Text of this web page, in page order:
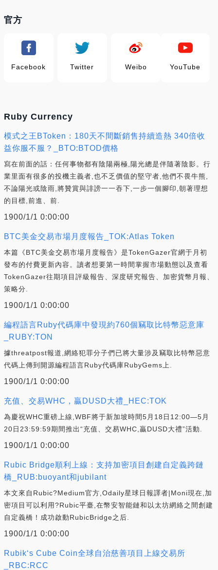
官方
Facebook Twitter Weibo YouTube
Ruby Currency
模式之王BToken：180天不間斷銷售持續造熱 340倍收
益你服不服？_BTO:BTOD價格
寫在前面的話：任何事物都有陰陽兩極,陽光總是伴隨著陰影。行
業里面有很多的投機主義者,也不乏價值的堅守者,他們不畏牛熊,
不論陽光或陰雨,將贊賞與誹謗一一吞下,一步一個腳印,朝著理想
的目標,前進、前.
1900/1/1 0:00:00
BTC美金交易市場月度報告_TOK:Atlas Token
本篇《BTC美金交易市場月度報告》是TokenGazer官網于月初
發布的付費更新內容。讀者想要第一時間掌握市場動態以及查看
TokenGazer往期項目評級報告、深度研究報告、加密貨幣月報、
策略分.
1900/1/1 0:00:00
編程語言Ruby代碼庫中發現約760個竊取比特幣惡意庫
_RUBY:TON
據threatpost報道,網絡犯罪分子們已將大量涉及竊取比特幣惡意
代碼上傳到開源編程語言Ruby代碼庫RubyGems上.
1900/1/1 0:00:00
充值、交易WHC，贏DUSD大禮_HEC:TOK
為慶祝WHC重磅上線,WBF將于新加坡時間5月18日12:00—5月
20日23:59:59期間推出“充值、交易WHC,贏DUSD大禮”活動.
1900/1/1 0:00:00
Rubic Bridge順利上線：支持加密項目創建自定義跨鏈
橋_RUB:buoyant和jubilant
本文來自Rubic?Medium官方,Odaily星球日報譯者|Moni現在,加
密項目可以利用?Rubic平臺,在幣安智能鏈和以太坊網絡之間創建
自定義橋！成功啟動RubicBridge之后.
1900/1/1 0:00:00
Rubik‘s Cube Coin全球自治慈善項目上線交易所
_RBC:RCC